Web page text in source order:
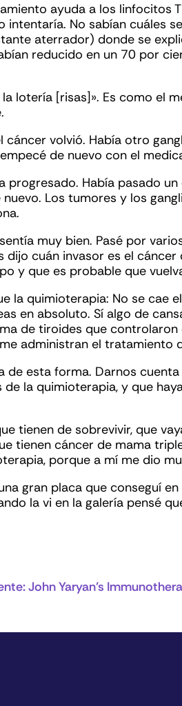
ayuda a los linfocitos
No sabían cuáles
aterrador) donde se
reducido en un 70 por
lotería [risas]». Es como el
volvió. Había otro
de nuevo con el
progresado. Había pasado
Los tumores y los
muy bien. Pasé por
cuán invasor es el
y que es probable que
quimioterapia: No se cae
en absoluto. Sí algo de
de tiroides que
administran el
esta forma. Darnos
la quimioterapia, y que
tienen de sobrevivir, que
tienen cáncer de mama
porque a mí me dio
gran placa que conseguí
la vi en la galería pensé
John Yaryan’s